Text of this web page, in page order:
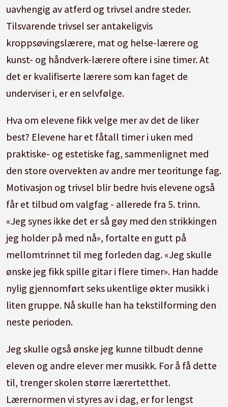
uavhengig av atferd og trivsel andre steder.
Tilsvarende trivsel ser antakeligvis
kroppsøvingslærere, mat og helse-lærere og
kunst- og håndverk-lærere oftere i sine timer. At
det er kvalifiserte lærere som kan faget de
underviser i, er en selvfølge.
Hva om elevene fikk velge mer av det de liker
best? Elevene har et fåtall timer i uken med
praktiske- og estetiske fag, sammenlignet med
den store overvekten av andre mer teoritunge fag.
Motivasjon og trivsel blir bedre hvis elevene også
får et tilbud om valgfag - allerede fra 5. trinn.
«Jeg synes ikke det er så gøy med den strikkingen
jeg holder på med nå», fortalte en gutt på
mellomtrinnet til meg forleden dag. «Jeg skulle
ønske jeg fikk spille gitar i flere timer». Han hadde
nylig gjennomført seks ukentlige økter musikk i
liten gruppe. Nå skulle han ha tekstilforming den
neste perioden.
Jeg skulle også ønske jeg kunne tilbudt denne
eleven og andre elever mer musikk. For å få dette
til, trenger skolen større lærertetthet.
Lærernormen vi styres av i dag, er for lengst